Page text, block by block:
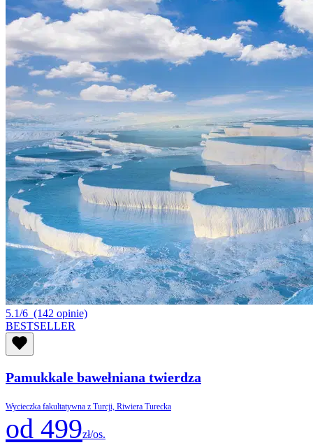
5.1/6 (142 opinie)
BESTSELLER
Pamukkale bawełniana twierdza
Wycieczka fakultatywna z Turcji, Riwiera Turecka
od 499zł/os.